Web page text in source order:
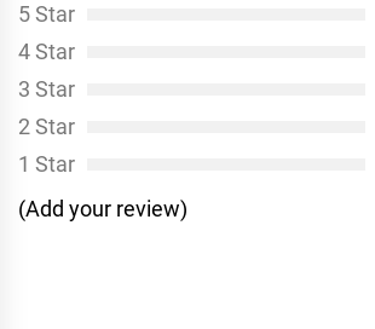
ョ
ン
5 Star
4 Star
3 Star
2 Star
1 Star
(Add your review)